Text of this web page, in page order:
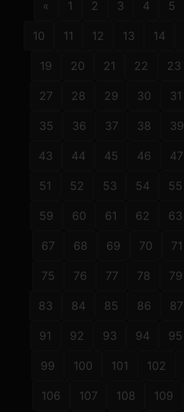
« 1 2 3 4 5
10 11 12 13 14
19 20 21 22 23
27 28 29 30 31
35 36 37 38 39
43 44 45 46 47
51 52 53 54 55
59 60 61 62 63
67 68 69 70 71
75 76 77 78 79
83 84 85 86 87
91 92 93 94 95
99 100 101 102
106 107 108 109